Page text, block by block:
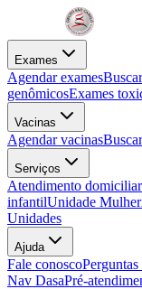
Exames
Agendar exames
genômicosExames
Vacinas
Agendar vacinas
Serviços
Atendimento domiciliar
infantilUnidade Mulher
Unidades
Ajuda
Fale conosco
Nav DasaPré-